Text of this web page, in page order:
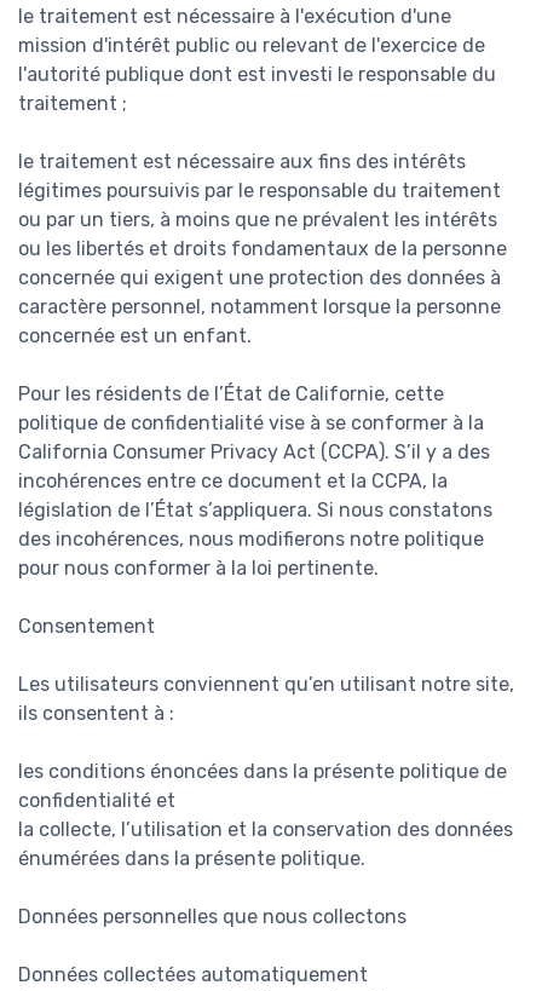
le traitement est nécessaire à l'exécution d'une
mission d'intérêt public ou relevant de l'exercice de
l'autorité publique dont est investi le responsable du
traitement ;
le traitement est nécessaire aux fins des intérêts
légitimes poursuivis par le responsable du traitement
ou par un tiers, à moins que ne prévalent les intérêts
ou les libertés et droits fondamentaux de la personne
concernée qui exigent une protection des données à
caractère personnel, notamment lorsque la personne
concernée est un enfant.
Pour les résidents de l’État de Californie, cette
politique de confidentialité vise à se conformer à la
California Consumer Privacy Act (CCPA). S’il y a des
incohérences entre ce document et la CCPA, la
législation de l’État s’appliquera. Si nous constatons
des incohérences, nous modifierons notre politique
pour nous conformer à la loi pertinente.
Consentement
Les utilisateurs conviennent qu’en utilisant notre site,
ils consentent à :
les conditions énoncées dans la présente politique de
confidentialité et
la collecte, l’utilisation et la conservation des données
énumérées dans la présente politique.
Données personnelles que nous collectons
Données collectées automatiquement